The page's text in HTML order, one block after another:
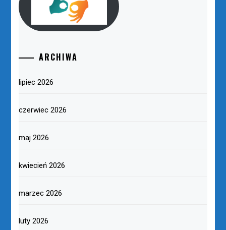
ARCHIWA
lipiec 2026
czerwiec 2026
maj 2026
kwiecień 2026
marzec 2026
luty 2026